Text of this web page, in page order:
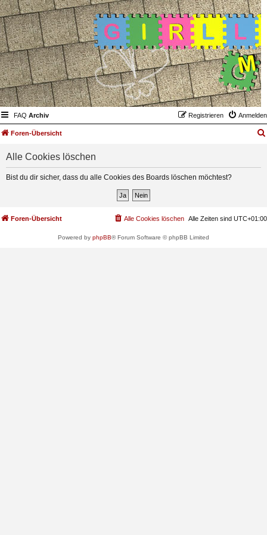
FAQ Archiv Anmelden
Registrieren
Foren-Übersicht
Alle Cookies löschen
Bist du dir sicher, dass du alle Cookies des Boards löschen möchtest?
Foren-Übersicht Alle Zeiten sind UTC+01:00
Alle Cookies löschen
Powered by phpBB® Forum Software © phpBB Limited